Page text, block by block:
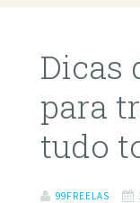
Dicas
para
tudo
99FREELAS